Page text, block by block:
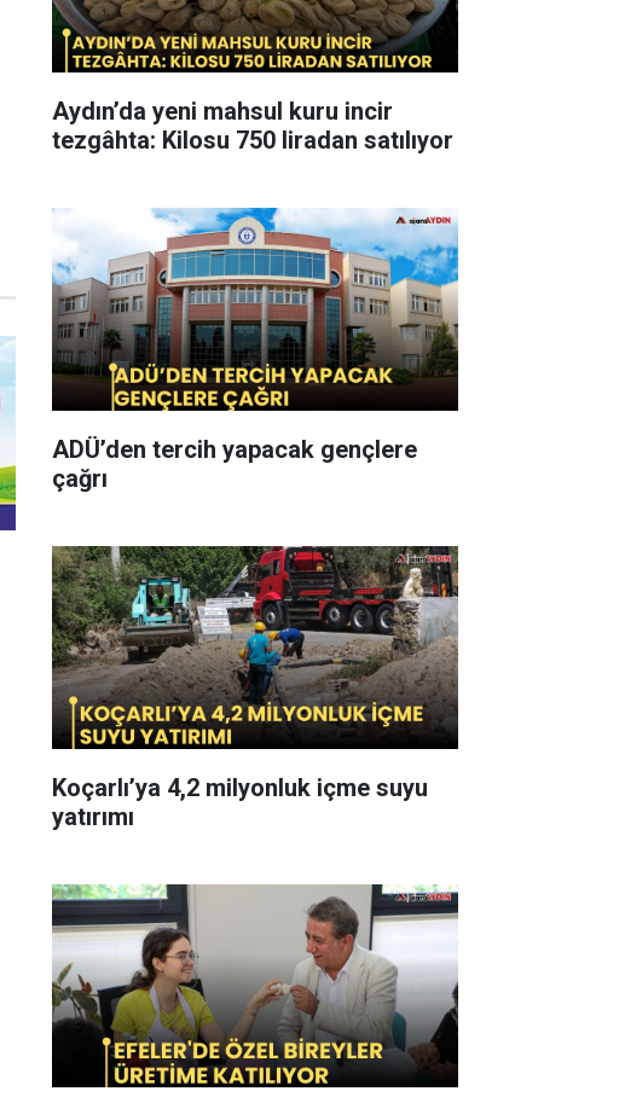
Aydın’da yeni mahsul kuru incir
tezgâhta: Kilosu 750 liradan satılıyor
ADÜ’den tercih yapacak gençlere
çağrı
Koçarlı’ya 4,2 milyonluk içme suyu
yatırımı